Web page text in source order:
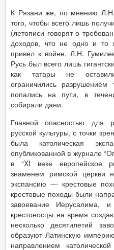
К Рязани же, по мнению
того, чтобы всего лишь
(летописи говорят о
доходов, что не одно и то
привел к войне. Л.Н.
Русь был всего лишь
как татары не
ограничились разрушением
попались на пути, в
собирали дани.
Главной опасностью для
русской культуры, с точки
была католическая
опубликованной в журнале
в “XI веке европейское
знаменем римской церкви
экспансию — крестовые
крестовые походы были
завоевание
крестоносцы на время
несколько десятилетий
образуют Латинскую
направлением